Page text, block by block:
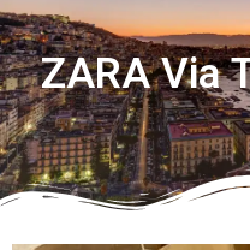
ZARA Via